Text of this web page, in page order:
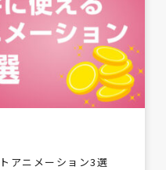
アニメーション3選